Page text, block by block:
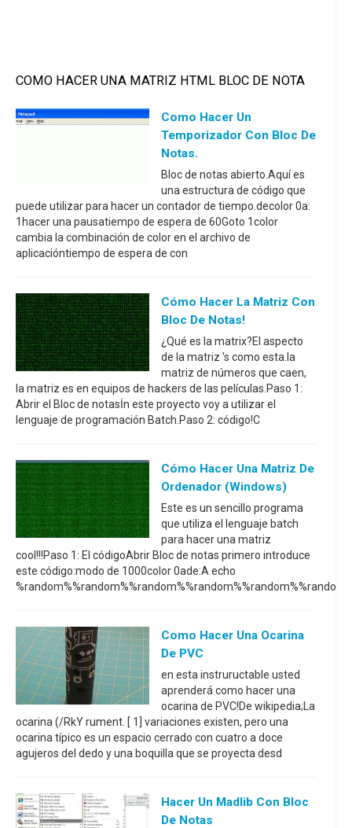
COMO HACER UNA MATRIZ HTML BLOC DE NOTA
Como Hacer Un
Temporizador Con Bloc De
Notas.
Bloc de notas abierto.Aquí es
una estructura de código que
puede utilizar para hacer un contador de tiempo.decolor 0a:
1hacer una pausatiempo de espera de 60Goto 1color
cambia la combinación de color en el archivo de
aplicacióntiempo de espera de con
Cómo Hacer La Matriz Con
Bloc De Notas!
¿Qué es la matrix?El aspecto
de la matriz 's como esta.la
matriz de números que caen,
la matriz es en equipos de hackers de las películas.Paso 1:
Abrir el Bloc de notasİn este proyecto voy a utilizar el
lenguaje de programación Batch.Paso 2: código!C
Cómo Hacer Una Matriz De
Ordenador (Windows)
Este es un sencillo programa
que utiliza el lenguaje batch
para hacer una matriz
cool!!!Paso 1: El códigoAbrir Bloc de notas primero introduce
este código:modo de 1000color 0ade:A echo
Como Hacer Una Ocarina
De PVC
en esta instruructable usted
aprenderá como hacer una
ocarina de PVC!De wikipedia;La
ocarina (/RkY rument. [ 1] variaciones existen, pero una
ocarina típico es un espacio cerrado con cuatro a doce
agujeros del dedo y una boquilla que se proyecta desd
Hacer Un Madlib Con Bloc
De Notas